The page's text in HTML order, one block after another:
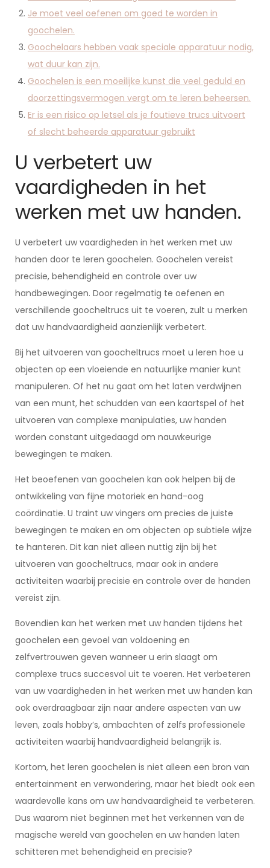
Je moet veel oefenen om goed te worden in
goochelen.
Goochelaars hebben vaak speciale apparatuur nodig,
wat duur kan zijn.
Goochelen is een moeilijke kunst die veel geduld en
doorzettingsvermogen vergt om te leren beheersen.
Er is een risico op letsel als je foutieve trucs uitvoert
of slecht beheerde apparatuur gebruikt
U verbetert uw
vaardigheden in het
werken met uw handen.
U verbetert uw vaardigheden in het werken met uw
handen door te leren goochelen. Goochelen vereist
precisie, behendigheid en controle over uw
handbewegingen. Door regelmatig te oefenen en
verschillende goocheltrucs uit te voeren, zult u merken
dat uw handvaardigheid aanzienlijk verbetert.
Bij het uitvoeren van goocheltrucs moet u leren hoe u
objecten op een vloeiende en natuurlijke manier kunt
manipuleren. Of het nu gaat om het laten verdwijnen
van een munt, het schudden van een kaartspel of het
uitvoeren van complexe manipulaties, uw handen
worden constant uitgedaagd om nauwkeurige
bewegingen te maken.
Het beoefenen van goochelen kan ook helpen bij de
ontwikkeling van fijne motoriek en hand-oog
coördinatie. U traint uw vingers om precies de juiste
bewegingen te maken en om objecten op subtiele wijze
te hanteren. Dit kan niet alleen nuttig zijn bij het
uitvoeren van goocheltrucs, maar ook in andere
activiteiten waarbij precisie en controle over de handen
vereist zijn.
Bovendien kan het werken met uw handen tijdens het
goochelen een gevoel van voldoening en
zelfvertrouwen geven wanneer u erin slaagt om
complexe trucs succesvol uit te voeren. Het verbeteren
van uw vaardigheden in het werken met uw handen kan
ook overdraagbaar zijn naar andere aspecten van uw
leven, zoals hobby’s, ambachten of zelfs professionele
activiteiten waarbij handvaardigheid belangrijk is.
Kortom, het leren goochelen is niet alleen een bron van
entertainment en verwondering, maar het biedt ook een
waardevolle kans om uw handvaardigheid te verbeteren.
Dus waarom niet beginnen met het verkennen van de
magische wereld van goochelen en uw handen laten
schitteren met behendigheid en precisie?